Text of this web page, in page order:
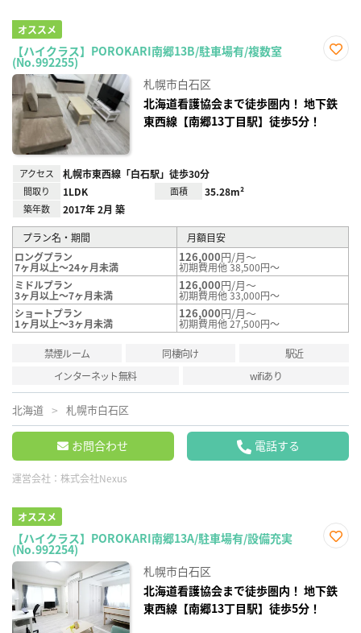
オススメ
【ハイクラス】POROKARI南郷13B/駐車場有/複数室
(No.992255)
録
札幌市白石区
北海道看護協会まで徒歩圏内！ 地下鉄
東西線【南郷13丁目駅】徒歩5分！
アクセス 札幌市東西線「白石駅」徒歩30分
間取り 1LDK 面積 35.28m²
築年数 2017年 2月 築
プラン名・期間
月額目安
ロングプラン
7ヶ月以上～24ヶ月未満
126,000円/月～
初期費用他 38,500円～
ミドルプラン
3ヶ月以上～7ヶ月未満
126,000円/月～
初期費用他 33,000円～
ショートプラン
1ヶ月以上～3ヶ月未満
126,000円/月～
初期費用他 27,500円～
禁煙ルーム 同棲向け
駅近
インターネット無料
wifiあり
北海道 札幌市白石区
お問合わせ 電話する
運営会社： 株式会社Nexus
オススメ
【ハイクラス】POROKARI南郷13A/駐車場有/設備充実
(No.992254)
録
札幌市白石区
北海道看護協会まで徒歩圏内！ 地下鉄
東西線【南郷13丁目駅】徒歩5分！